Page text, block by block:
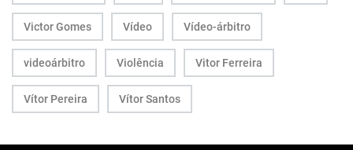
Victor Gomes Vídeo Vídeo-árbitro
videoárbitro Violência Vitor Ferreira
Vítor Pereira Vítor Santos